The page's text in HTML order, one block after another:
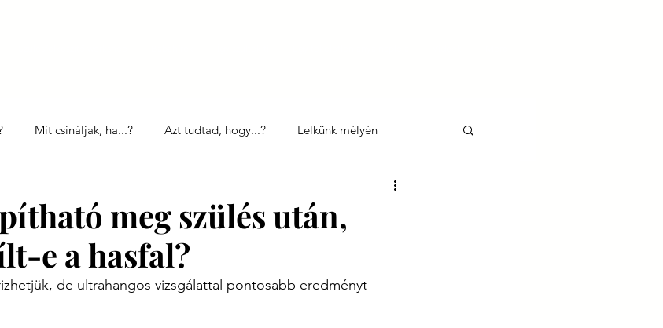
Mit csináljak, ha...? Azt tudtad, hogy...? Lelkünk mélyén
meg szülés után,
e a hasfal?
de ultrahangos vizsgálattal pontosabb eredményt